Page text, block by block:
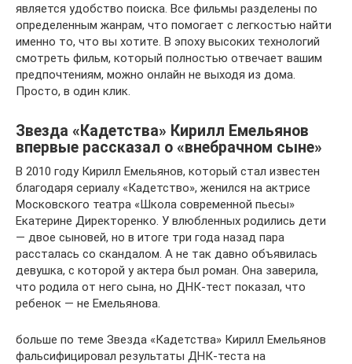
является удобство поиска. Все фильмы разделены по
определенным жанрам, что помогает с легкостью найти
именно то, что вы хотите. В эпоху высоких технологий
смотреть фильм, который полностью отвечает вашим
предпочтениям, можно онлайн не выходя из дома.
Просто, в один клик.
Звезда «Кадетства» Кирилл Емельянов
впервые рассказал о «внебрачном сыне»
В 2010 году Кирилл Емельянов, который стал известен
благодаря сериалу «Кадетство», женился на актрисе
Московского театра «Школа современной пьесы»
Екатерине Директоренко. У влюбленных родились дети
— двое сыновей, но в итоге три года назад пара
рассталась со скандалом. А не так давно объявилась
девушка, с которой у актера был роман. Она заверила,
что родила от него сына, но ДНК-тест показал, что
ребенок — не Емельянова.
больше по теме Звезда «Кадетства» Кирилл Емельянов
фальсифицировал результаты ДНК-теста на